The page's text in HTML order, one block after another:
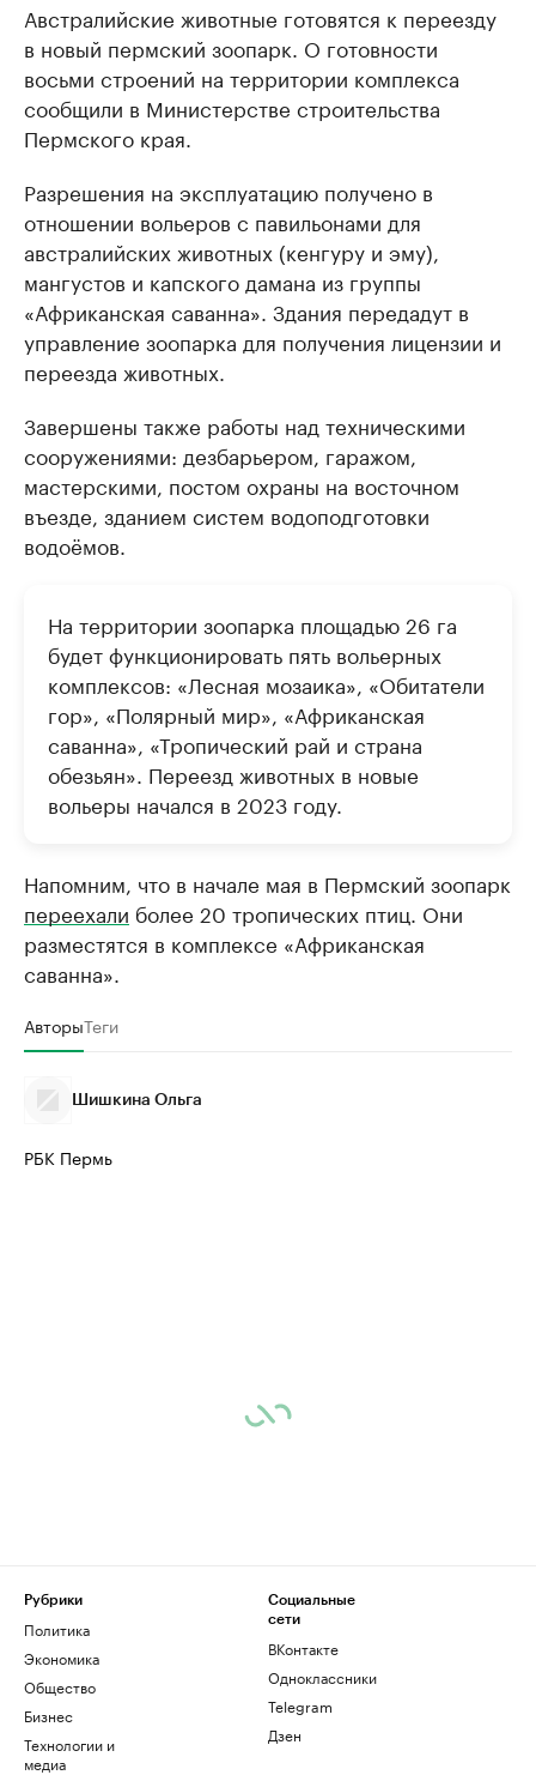
Австралийские животные готовятся к переезду
в новый пермский зоопарк. О готовности
восьми строений на территории комплекса
сообщили в Министерстве строительства
Пермского края.
Разрешения на эксплуатацию получено в
отношении вольеров с павильонами для
австралийских животных (кенгуру и эму),
мангустов и капского дамана из группы
«Африканская саванна». Здания передадут в
управление зоопарка для получения лицензии и
переезда животных.
Завершены также работы над техническими
сооружениями: дезбарьером, гаражом,
мастерскими, постом охраны на восточном
въезде, зданием систем водоподготовки
водоёмов.
На территории зоопарка площадью 26 га
будет функционировать пять вольерных
комплексов: «Лесная мозаика», «Обитатели
гор», «Полярный мир», «Африканская
саванна», «Тропический рай и страна
обезьян». Переезд животных в новые
вольеры начался в 2023 году.
Напомним, что в начале мая в Пермский зоопарк
переехали более 20 тропических птиц. Они
разместятся в комплексе «Африканская
саванна».
АвторыТеги
Шишкина Ольга
РБК Пермь
Рубрики
Политика
Экономика
Общество
Бизнес
Технологии и
медиа
Социальные
сети
ВКонтакте
Одноклассники
Telegram
Дзен